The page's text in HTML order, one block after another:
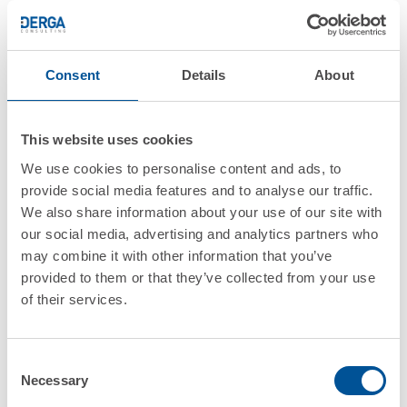
Consent Details About
This website uses cookies
We use cookies to personalise content and ads, to
provide social media features and to analyse our traffic.
We also share information about your use of our site with
our social media, advertising and analytics partners who
may combine it with other information that you’ve
provided to them or that they’ve collected from your use
of their services.
Selection
Necessary
tramite interfacce batch o file di
scambio, ma con lettura e scrittura
diretta. Il risultato è una scheda
prodotto digitale sempre
aggiornata, che è esattamente il
cuore operativo di un Digital Twin in
ambiente manifatturiero.
Lo Schedulatore di Produzione
and drop, sequenziamento delle fasi